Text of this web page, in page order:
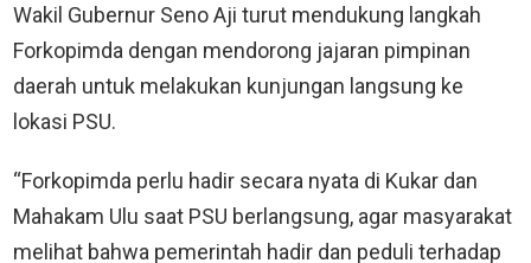
Wakil Gubernur Seno Aji turut mendukung langkah
Forkopimda dengan mendorong jajaran pimpinan
daerah untuk melakukan kunjungan langsung ke
lokasi PSU.
“Forkopimda perlu hadir secara nyata di Kukar dan
Mahakam Ulu saat PSU berlangsung, agar masyarakat
melihat bahwa pemerintah hadir dan peduli terhadap